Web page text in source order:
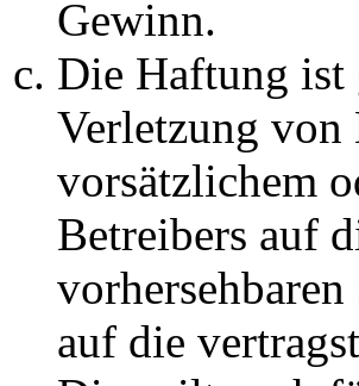
Gewinn.
Die Haftung ist
Verletzung von
vorsätzlichem
Betreibers auf
auf die